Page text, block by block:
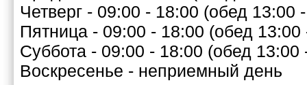
Четверг - 09:00 - 18:00 (обед 13:00
Пятница - 09:00 - 18:00 (обед 13:00
Суббота - 09:00 - 18:00 (обед 13:00
Воскресенье - неприемный день